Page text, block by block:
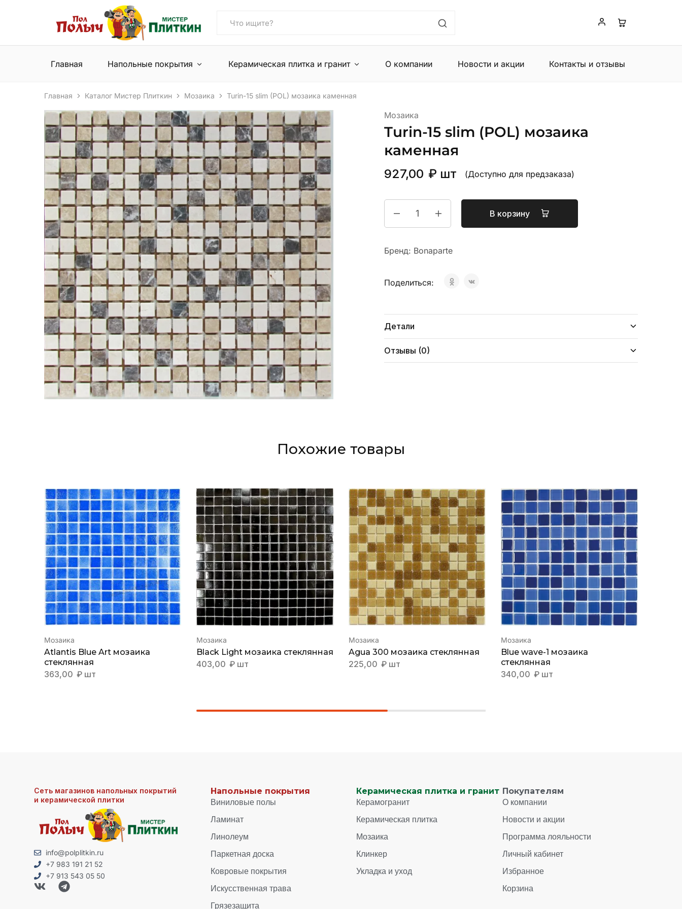
Пол
Полыч
Плиткин
Сеть
магазинов
и
керамической
Главная Напольные покрытия Керамическая плитка и гранит О компании Новости и акции Контакты и отзывы
Главная Каталог Мистер Плиткин Мозаика Turin-15 slim (POL) мозаика каменная
Мозаика
Turin-15 slim (POL) мозаика
каменная
927,00 ₽ шт (Доступно для предзаказа)
В корзину
Бренд: Bonaparte
Поделиться:
Детали
Отзывы (0)
Похожие товары
Мозаика
Atlantis Blue Art мозаика
стеклянная
363,00 ₽ шт
Мозаика
Black Light мозаика стеклянная
403,00 ₽ шт
Мозаика
Agua 300 мозаика стеклянная
225,00 ₽ шт
Мозаика
Blue wave-1 мозаика
стеклянная
340,00 ₽ шт
Сеть магазинов напольных покрытий
и керамической плитки
info@polplitkin.ru
+7 983 191 21 52
+7 913 543 05 50
Напольные покрытия
Виниловые полы
Ламинат
Линолеум
Паркетная доска
Ковровые покрытия
Искусственная трава
Грязезащита
Керамическая плитка и гранит
Керамогранит
Керамическая плитка
Мозаика
Клинкер
Укладка и уход
Покупателям
О компании
Новости и акции
Программа лояльности
Личный кабинет
Избранное
Корзина